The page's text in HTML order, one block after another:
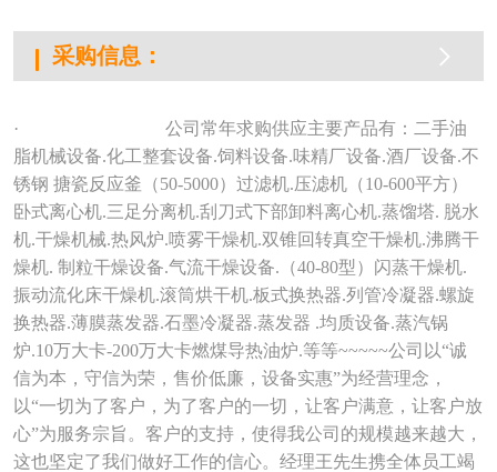
资
讯
招
聘
样
本
视
频
采购信息：
·
公司常年求购供应主要产品有：二手油
脂机械设备.化工整套设备.饲料设备.味精厂设备.酒厂设备.不
锈钢 搪瓷反应釜（50-5000）过滤机.压滤机（10-600平方）
卧式离心机.三足分离机.刮刀式下部卸料离心机.蒸馏塔. 脱水
机.干燥机械.热风炉.喷雾干燥机.双锥回转真空干燥机.沸腾干
燥机. 制粒干燥设备.气流干燥设备.（40-80型）闪蒸干燥机.
振动流化床干燥机.滚筒烘干机.板式换热器.列管冷凝器.螺旋
换热器.薄膜蒸发器.石墨冷凝器.蒸发器 .均质设备.蒸汽锅
炉.10万大卡-200万大卡燃煤导热油炉.等等~~~~~公司以“诚
信为本，守信为荣，售价低廉，设备实惠”为经营理念，
以“一切为了客户，为了客户的一切，让客户满意，让客户放
心”为服务宗旨。客户的支持，使得我公司的规模越来越大，
这也坚定了我们做好工作的信心。经理王先生携全体员工竭